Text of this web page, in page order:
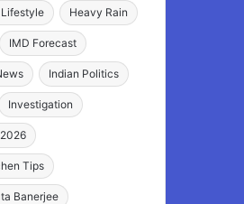
Heavy Rain
IMD Forecast
Indian Politics
Investigation
Tips
Banerjee